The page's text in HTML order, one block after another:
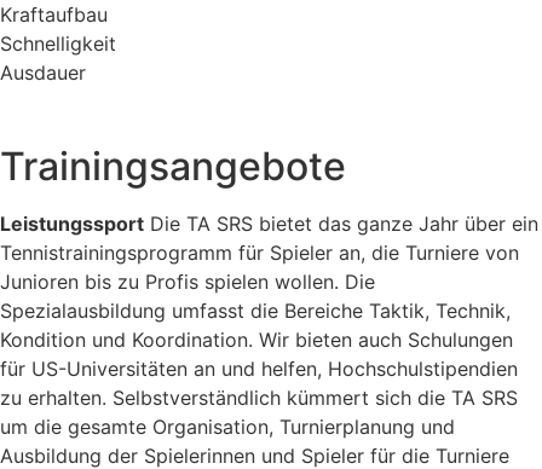
Kraftaufbau
Schnelligkeit
Ausdauer
Trainingsangebote
Leistungssport Die TA SRS bietet das ganze Jahr über ein
Tennistrainingsprogramm für Spieler an, die Turniere von
Junioren bis zu Profis spielen wollen. Die
Spezialausbildung umfasst die Bereiche Taktik, Technik,
Kondition und Koordination. Wir bieten auch Schulungen
für US-Universitäten an und helfen, Hochschulstipendien
zu erhalten. Selbstverständlich kümmert sich die TA SRS
um die gesamte Organisation, Turnierplanung und
Ausbildung der Spielerinnen und Spieler für die Turniere